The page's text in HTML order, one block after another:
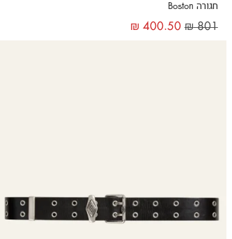
חגורה Boston
₪801
₪ 400.50